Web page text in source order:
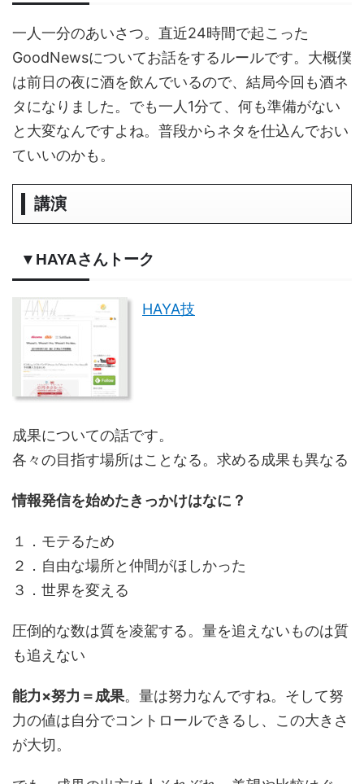
一人一分のあいさつ。直近24時間で起こった
GoodNewsについてお話をするルールです。大概僕
は前日の夜に酒を飲んでいるので、結局今回も酒ネ
タになりました。でも一人1分て、何も準備がない
と大変なんですよね。普段からネタを仕込んでおい
ていいのかも。
講演
▼HAYAさんトーク
HAYA技
成果についての話です。
各々の目指す場所はことなる。求める成果も異なる
情報発信を始めたきっかけはなに？
１．モテるため
２．自由な場所と仲間がほしかった
３．世界を変える
圧倒的な数は質を凌駕する。量を追えないものは質
も追えない
能力×努力＝成果。量は努力なんですね。そして努
力の値は自分でコントロールできるし、この大きさ
が大切。